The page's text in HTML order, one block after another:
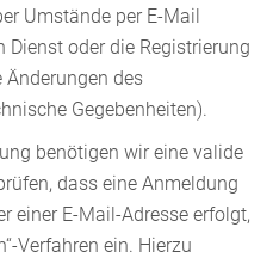
Umstände per E-Mail
Dienst oder die Registrierung
des
Gegebenheiten).
benötigen wir eine valide
dass eine Anmeldung
einer E-Mail-Adresse erfolgt,
Verfahren ein. Hierzu